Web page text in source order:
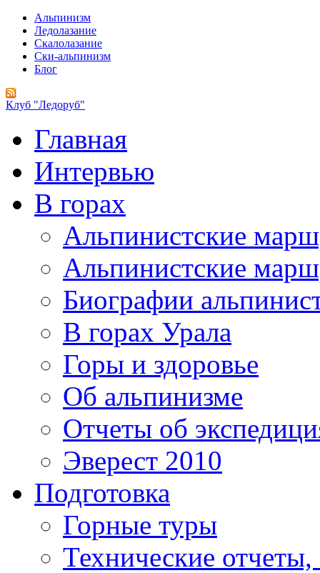
Альпинизм
Ледолазание
Скалолазание
Ски-альпинизм
Блог
Клуб "Ледоруб"
Главная
Интервью
В горах
Альпинистские
Альпинистские
Биографии
В горах Урала
Горы и здоровье
Об альпинизме
Отчеты об
Эверест 2010
Подготовка
Горные туры
Технические